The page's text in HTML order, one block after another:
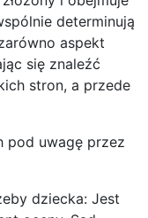
determinują
aspekt
się znaleźć
stron, a przede
pod uwagę przez
dziecka: Jest